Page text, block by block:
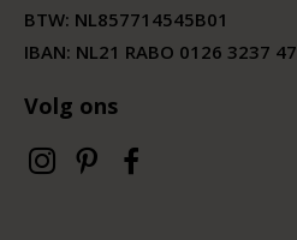
BTW: NL857714545B01
IBAN: NL21 RABO 0126 3237 47
Volg ons